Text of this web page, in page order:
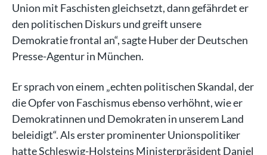
Union mit Faschisten gleichsetzt, dann gefährdet er
den politischen Diskurs und greift unsere
Demokratie frontal an“, sagte Huber der Deutschen
Presse-Agentur in München.
Er sprach von einem „echten politischen Skandal, der
die Opfer von Faschismus ebenso verhöhnt, wie er
Demokratinnen und Demokraten in unserem Land
beleidigt“. Als erster prominenter Unionspolitiker
hatte Schleswig-Holsteins Ministerpräsident Daniel